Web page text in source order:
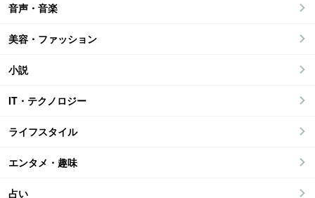
音声・音楽
美容・ファッション
小説
IT・テクノロジー
ライフスタイル
エンタメ・趣味
占い